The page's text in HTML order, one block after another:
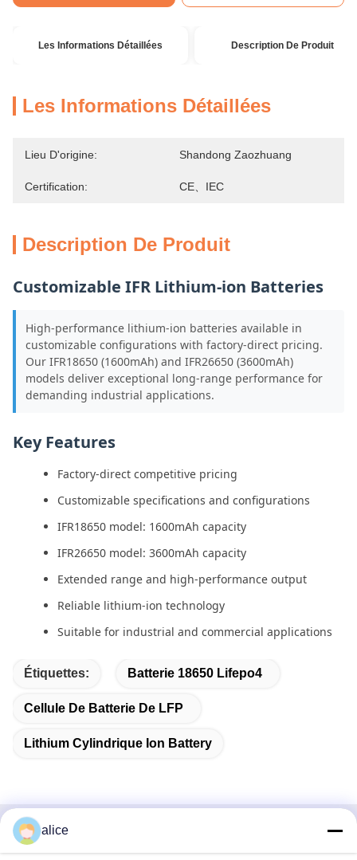
Les Informations Détaillées Description De Produit
Les Informations Détaillées
Lieu D'origine: Shandong Zaozhuang
Certification: CE、IEC
Description De Produit
Customizable IFR Lithium-ion Batteries
High-performance lithium-ion batteries available in
customizable configurations with factory-direct pricing.
Our IFR18650 (1600mAh) and IFR26650 (3600mAh)
models deliver exceptional long-range performance for
demanding industrial applications.
Key Features
Factory-direct competitive pricing
Customizable specifications and configurations
IFR18650 model: 1600mAh capacity
IFR26650 model: 3600mAh capacity
Extended range and high-performance output
Reliable lithium-ion technology
Suitable for industrial and commercial applications
Étiquettes: Batterie 18650 Lifepo4
Cellule De Batterie De LFP
Lithium Cylindrique Ion Battery
Contact rapide
alice